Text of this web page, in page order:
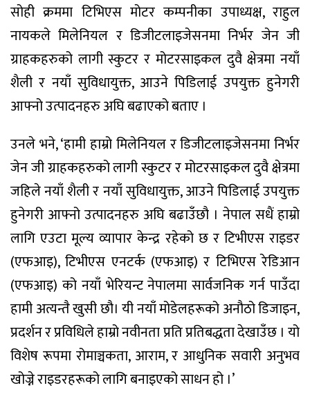
सोही क्रममा टिभिएस मोटर कम्पनीका उपाध्यक्ष, राहुल
नायकले मिलेनियल र डिजीटलाइजेसनमा निर्भर जेन जी
ग्राहकहरुको लागी स्कुटर र मोटरसाइकल दुवै क्षेत्रमा नयाँ
शैली र नयाँ सुविधायुक्त, आउने पिडिलाई उपयुक्त हुनेगरी
आफ्नो उत्पादनहरु अघि बढाएको बताए ।
उनले भने, ‘हामी हाम्रो मिलेनियल र डिजीटलाइजेसनमा निर्भर
जेन जी ग्राहकहरुको लागी स्कुटर र मोटरसाइकल दुवै क्षेत्रमा
जहिले नयाँ शैली र नयाँ सुविधायुक्त, आउने पिडिलाई उपयुक्त
हुनेगरी आफ्नो उत्पादनहरु अघि बढाउँछौ । नेपाल सधैं हाम्रो
लागि एउटा मूल्य व्यापार केन्द्र रहेको छ र टिभीएस राइडर
(एफआइ), टिभीएस एनटर्क (एफआइ) र टिभिएस रेडिआन
(एफआइ) को नयाँ भेरियन्ट नेपालमा सार्वजनिक गर्न पाउँदा
हामी अत्यन्तै खुसी छौ। यी नयाँ मोडेलहरूको अनौठो डिजाइन,
प्रदर्शन र प्रविधिले हाम्रो नवीनता प्रति प्रतिबद्धता देखाउँछ । यो
विशेष रूपमा रोमाञ्चकता, आराम, र आधुनिक सवारी अनुभव
खोज्ने राइडरहरूको लागि बनाइएको साधन हो ।’